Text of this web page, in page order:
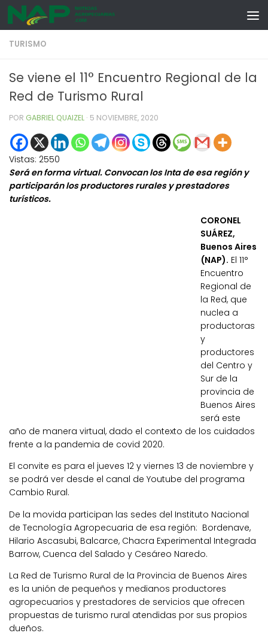
Skip to content
TURISMO
Se viene el 11° Encuentro Regional de la
Red de Turismo Rural
POR GABRIEL QUAIZEL · 5 NOVIEMBRE, 2020
Vistas: 2550
Será en forma virtual. Convocan los Inta de esa región y
participarán los productores rurales y prestadores
turísticos.
CORONEL
SUÁREZ,
Buenos Aires
(NAP). El 11°
Encuentro
Regional de
la Red, que
nuclea a
productoras
y
productores
del Centro y
Sur de la
provincia de
Buenos Aires
será este
año de manera virtual, dado el contexto de los cuidados
frente a la pandemia de covid 2020.
El convite es para el jueves 12 y viernes 13 de noviembre y
se podrá ver desde el canal de Youtube del programa
Cambio Rural.
De la movida participan las sedes del Instituto Nacional
de Tecnología Agropecuaria de esa región: Bordenave,
Hilario Ascasubi, Balcarce, Chacra Experimental Integrada
Barrow, Cuenca del Salado y Cesáreo Naredo.
La Red de Turismo Rural de la Provincia de Buenos Aires
es la unión de pequeños y medianos productores
agropecuarios y prestadores de servicios que ofrecen
propuestas de turismo rural atendidas por sus propios
dueños.